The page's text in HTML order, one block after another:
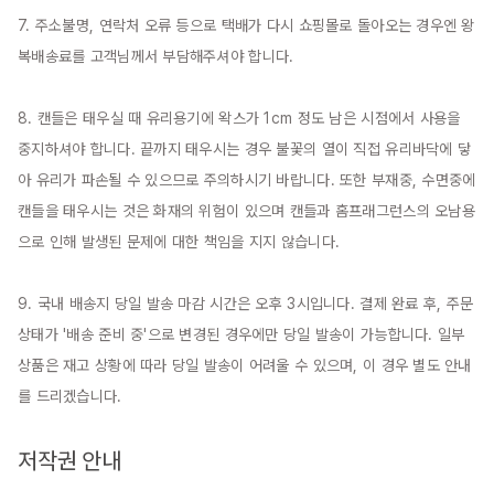
7. 주소불명, 연락처 오류 등으로 택배가 다시 쇼핑몰로 돌아오는 경우엔 왕
복배송료를 고객님께서 부담해주셔야 합니다.
8. 캔들은 태우실 때 유리용기에 왁스가 1cm 정도 남은 시점에서 사용을
중지하셔야 합니다. 끝까지 태우시는 경우 불꽃의 열이 직접 유리바닥에 닿
아 유리가 파손될 수 있으므로 주의하시기 바랍니다. 또한 부재중, 수면중에
캔들을 태우시는 것은 화재의 위험이 있으며 캔들과 홈프래그런스의 오남용
으로 인해 발생된 문제에 대한 책임을 지지 않습니다.
9. 국내 배송지 당일 발송 마감 시간은 오후 3시입니다. 결제 완료 후, 주문
상태가 '배송 준비 중'으로 변경된 경우에만 당일 발송이 가능합니다. 일부
상품은 재고 상황에 따라 당일 발송이 어려울 수 있으며, 이 경우 별도 안내
를 드리겠습니다.
저작권 안내